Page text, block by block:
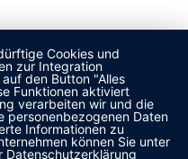
Cookies und
zur Integration
den Button "Alles
Funktionen aktiviert
verarbeiten wir und die
personenbezogenen Daten
Informationen zu
können Sie unter
Datenschutzerklärung